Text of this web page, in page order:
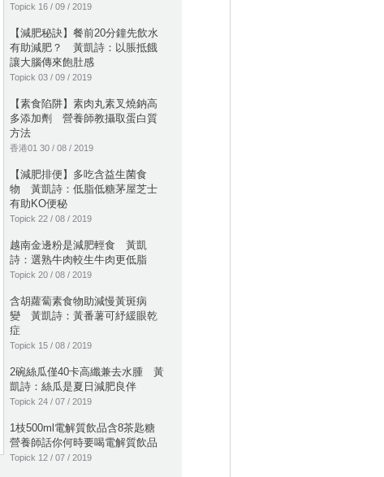
Topick 16 / 09 / 2019
【減肥秘訣】餐前20分鐘先飲水
有助減肥？ 黃凱詩：以脹抵餓
讓大腦傳來飽肚感
Topick 03 / 09 / 2019
【素食陷阱】素肉丸素叉燒鈉高
多添加劑 營養師教攝取蛋白質
方法
香港01 30 / 08 / 2019
【減肥排便】多吃含益生菌食
物 黃凱詩：低脂低糖茅屋芝士
有助KO便秘
Topick 22 / 08 / 2019
越南金邊粉是減肥輕食 黃凱
詩：選熟牛肉較生牛肉更低脂
Topick 20 / 08 / 2019
含胡蘿蔔素食物助減慢黃斑病
變 黃凱詩：黃番薯可紓緩眼乾
症
Topick 15 / 08 / 2019
2碗絲瓜僅40卡高纖兼去水腫 黃
凱詩：絲瓜是夏日減肥良伴
Topick 24 / 07 / 2019
1枝500ml電解質飲品含8茶匙糖
營養師話你何時要喝電解質飲品
Topick 12 / 07 / 2019